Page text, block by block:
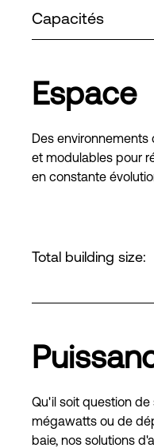
Capacités
Espace
Des
et modulables pour
en constante
Total building size:
Qu'il soit question
mégawatts ou de
baie, nos solutions